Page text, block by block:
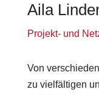
Aila
Projekt- und
Von
zu vielfältigen